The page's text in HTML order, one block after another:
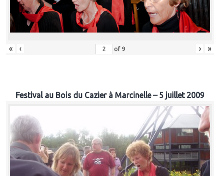
« ‹ of 9 › »
Festival au Bois du Cazier à Marcinelle – 5 juillet 2009